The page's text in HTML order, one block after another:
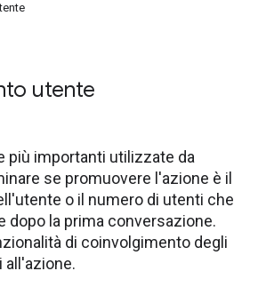
utente
più importanti utilizzate da
se promuovere l'azione è il
o il numero di utenti che
dopo la prima conversazione.
di coinvolgimento degli
all'azione.